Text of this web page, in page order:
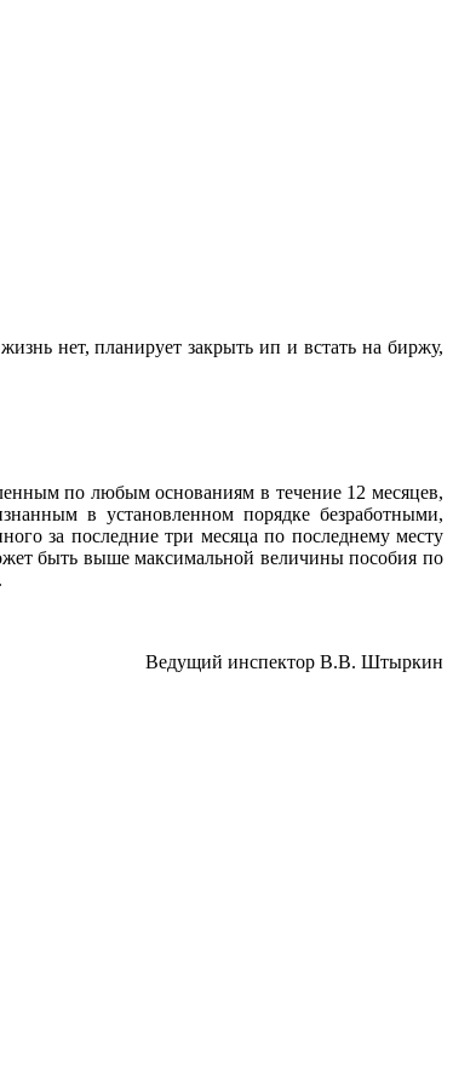
нет, планирует закрыть ип и встать на биржу,
по любым основаниям в течение 12 месяцев,
в установленном порядке безработными,
за последние три месяца по последнему месту
быть выше максимальной величины пособия по
Ведущий инспектор В.В. Штыркин